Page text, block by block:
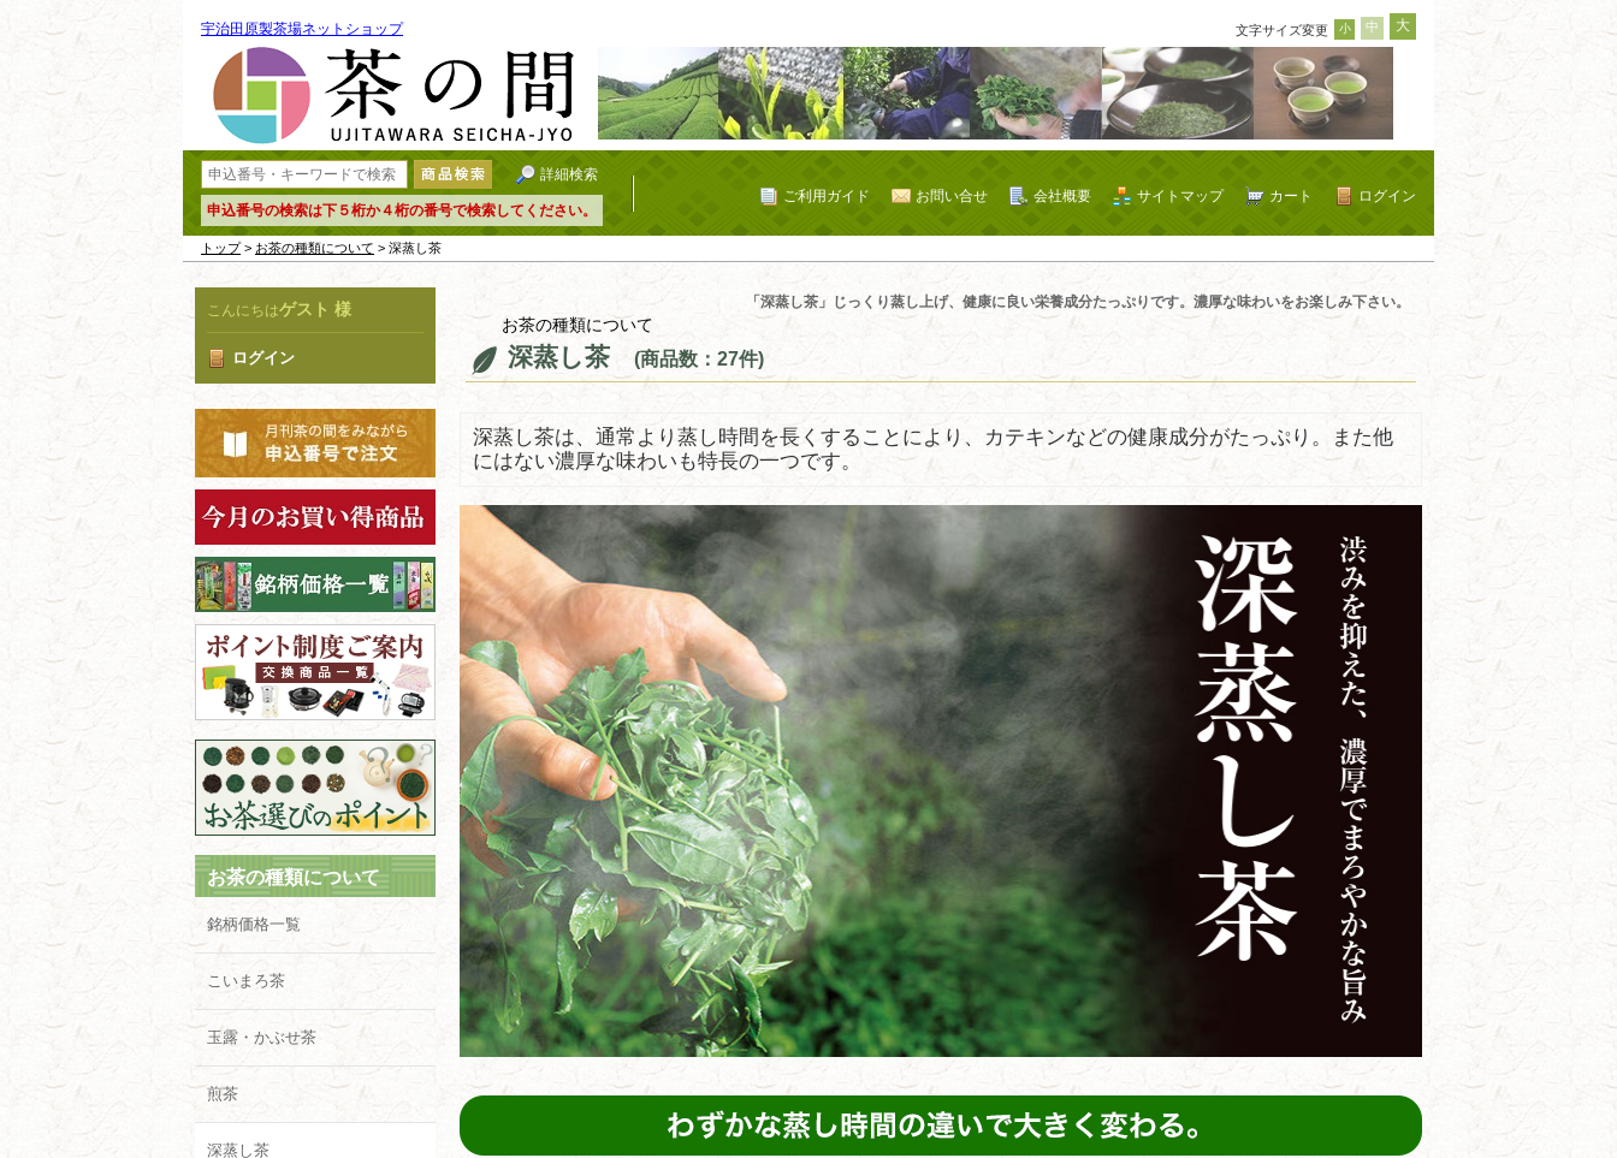
宇治田原製茶場ネットショップ 文字サイズ変更 小 中 大
詳細検索
申込番号の検索は下５桁か４桁の番号で検索してください。
ログイン
カート
サイトマップ
会社概要
お問い合せ
ご利用ガイド
トップ> お茶の種類について > 深蒸し茶
こんにちはゲスト 様
ログイン
お茶の種類について
銘柄価格一覧
こいまろ茶
玉露・かぶせ茶
煎茶
深蒸し茶
「深蒸し茶」じっくり蒸し上げ、健康に良い栄養成分たっぷりです。濃厚な味わいをお楽しみ下さい。
お茶の種類について
深蒸し茶 (商品数：27件)
深蒸し茶は、通常より蒸し時間を長くすることにより、カテキンなどの健康成分がたっぷり。また他
にはない濃厚な味わいも特長の一つです。